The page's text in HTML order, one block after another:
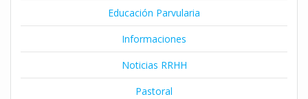
Educación Parvularia
Informaciones
Noticias RRHH
Pastoral